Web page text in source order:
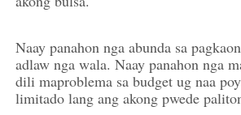
Naay panahon nga abunda sa
adlaw nga wala. Naay panahon nga
dili maproblema sa budget ug naa
limitado lang ang akong pwede